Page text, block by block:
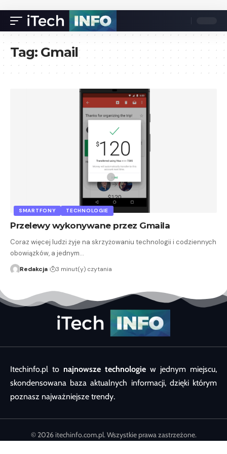
Tag: Gmail
SMARTFONY TECHNOLOGIE
Przelewy wykonywane przez Gmaila
Coraz więcej ludzi żyje na skrzyżowaniu technologii i codziennych
obowiązków, a jednym…
Redakcja 3 minut(y) czytania
Itechinfo.pl to najnowsze technologie w jednym miejscu,
skondensowana baza aktualnych informacji, dzięki którym
poznasz najważniejsze trendy.
© 2026 itechinfo.com.pl. Wszystkie prawa zastrzeżone.